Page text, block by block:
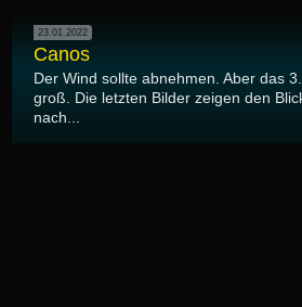
23.01.2022
Canos
Der Wind sollte abnehmen. Aber das
groß. Die letzten Bilder zeigen den
nach...